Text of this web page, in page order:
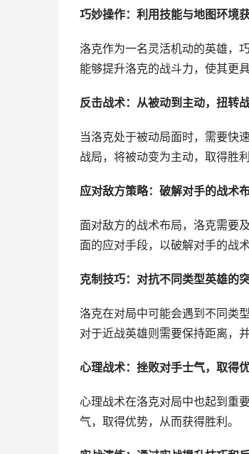
巧妙操作：利用技能与地图环境
洛克作为一名灵活机动的英雄，
能够提升洛克的战斗力，使其更具
反击战术：从被动到主动，扭转
当洛克处于被动局面时，需要快
战局，将被动变为主动，取得胜利
应对敌方策略：破解对手的战术
面对敌方的战术布局，洛克需要
面的应对手段，以破解对手的战术
克制技巧：对抗不同类型英雄的
洛克在对局中可能会遇到不同类
对于近战英雄则需要保持距离，
心理战术：挫败对手士气，取得
心理战术在洛克对局中也起到重
气，取得优势，从而获得胜利。